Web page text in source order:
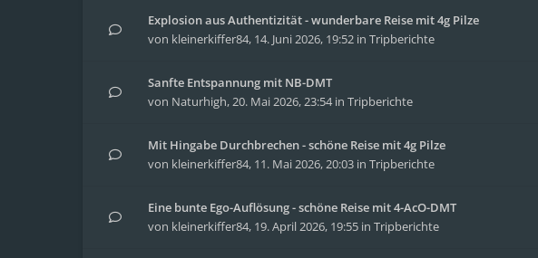
Explosion aus Authentizität - wunderbare Reise mit 4g Pilze
von kleinerkiffer84, 14. Juni 2026, 19:52 in Tripberichte
Sanfte Entspannung mit NB-DMT
von Naturhigh,20. Mai 2026, 23:54in Tripberichte
Mit Hingabe Durchbrechen - schöne Reise mit 4g Pilze
von kleinerkiffer84, 11. Mai 2026, 20:03 in Tripberichte
Eine bunte Ego-Auflösung - schöne Reise mit 4-AcO-DMT
von kleinerkiffer84, 19. April 2026, 19:55 in Tripberichte